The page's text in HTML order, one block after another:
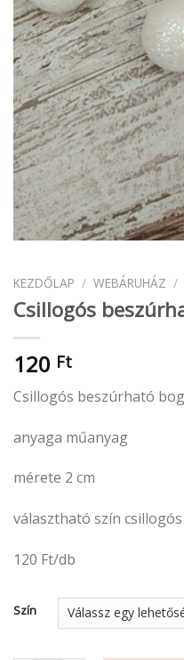
KEZDŐLAP / WEBÁRUHÁZ /
Csillogós
120 Ft
Csillogós beszúrható
anyaga műanyag
mérete 2 cm
választható szín
120 Ft/db
Szín